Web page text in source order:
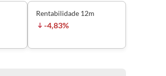
Rentabilidade 12m
-4,83%